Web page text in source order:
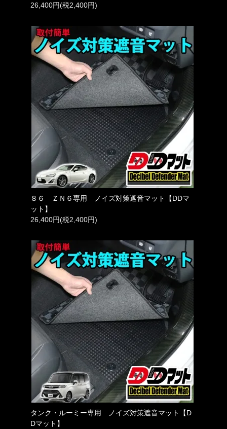
26,400円(税2,400円)
８６ ＺＮ６専用 ノイズ対策遮音マット【DDマ
ット】
26,400円(税2,400円)
タンク・ルーミー専用 ノイズ対策遮音マット【D
Dマット】